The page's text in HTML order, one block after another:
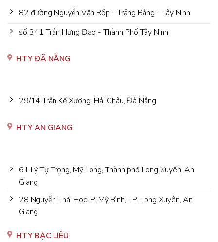
82 đường Nguyễn Văn Rốp - Trảng Bàng - Tây Ninh
số 341 Trần Hưng Đạo - Thành Phố Tây Ninh
HTY ĐÃ NẴNG
29/14 Trần Kế Xương, Hải Châu, Đà Nẵng
HTY AN GIANG
61 Lý Tự Trọng, Mỹ Long, Thành phố Long Xuyên, An
Giang
28 Nguyễn Thái Hoc, P. Mỹ Bình, TP. Long Xuyên, An
Giang
HTY BẠC LIÊU